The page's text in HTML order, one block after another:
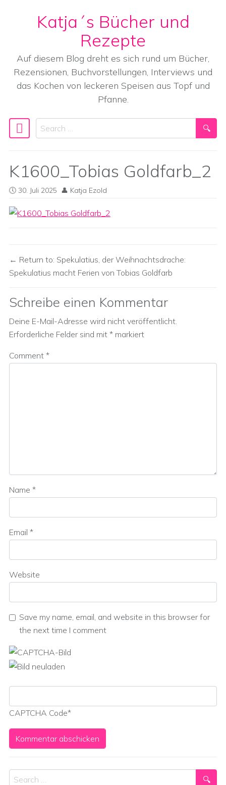
Skip to content
Katja´s Bücher und
Rezepte
Auf diesem Blog dreht es sich rund um Bücher,
Rezensionen, Buchvorstellungen, Interviews und
das Kochen von leckeren Speisen aus Topf und
Pfanne.
Main Navigation
Search
K1600_Tobias Goldfarb_2
30. Juli 2025 Katja Ezold
Return to: Spekulatius, der Weihnachtsdrache:
Spekulatius macht Ferien von Tobias Goldfarb
Schreibe einen Kommentar
Deine E-Mail-Adresse wird nicht veröffentlicht.
Erforderliche Felder sind mit * markiert
Comment *
Name *
Email *
Website
Save my name, email, and website in this browser for
the next time I comment
CAPTCHA Code*
Search